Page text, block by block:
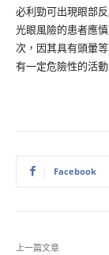
必利勁可出現眼部
光眼風險的患者應
次，因其具有頭暈
有一定危險性的活動
Facebook
上一篇文章